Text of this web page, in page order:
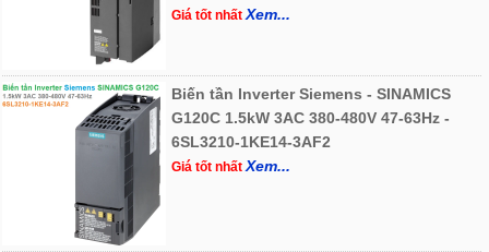
Giá tốt nhấtXem...
Biến tần Inverter Siemens - SINAMICS
G120C 1.5kW 3AC 380-480V 47-63Hz -
6SL3210-1KE14-3AF2
Giá tốt nhấtXem...